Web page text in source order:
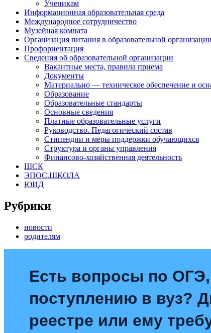
Ученикам
Информационная образовательная среда
Международное сотрудничество
Музейная комната
Организация питания в образовательной организации
Профориентация
Сведения об образовательной организации
Вакантные места, правила приема
Документы
Материально — техническое обеспечение и
Образование
Образовательные стандарты
Основные сведения
Платные образовательные услуги
Руководство. Педагогический состав
Стипендии и меры поддержки обучающихся
Структура и органы управления
Финансово-хозяйственная деятельность
ШСК
ЭПОС.ШКОЛА
ЮИД
Рубрики
новости
родителям
Есть вопросы по
поступлению в вуз?
реестре или ему